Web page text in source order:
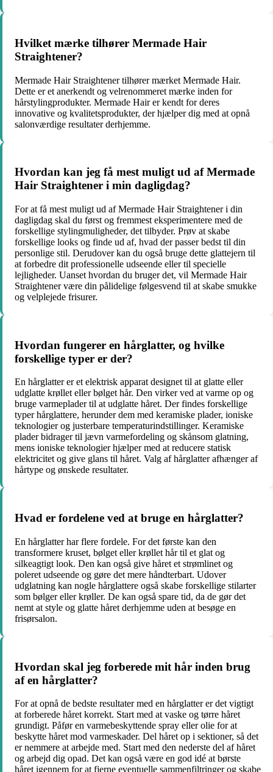
Hvilket mærke tilhører Mermade Hair
Straightener?
Mermade Hair Straightener tilhører mærket Mermade Hair.
Dette er et anerkendt og velrenommeret mærke inden for
hårstylingprodukter. Mermade Hair er kendt for deres
innovative og kvalitetsprodukter, der hjælper dig med at opnå
salonværdige resultater derhjemme.
Hvordan kan jeg få mest muligt ud af Mermade
Hair Straightener i min dagligdag?
For at få mest muligt ud af Mermade Hair Straightener i din
dagligdag skal du først og fremmest eksperimentere med de
forskellige stylingmuligheder, det tilbyder. Prøv at skabe
forskellige looks og finde ud af, hvad der passer bedst til din
personlige stil. Derudover kan du også bruge dette glattejern til
at forbedre dit professionelle udseende eller til specielle
lejligheder. Uanset hvordan du bruger det, vil Mermade Hair
Straightener være din pålidelige følgesvend til at skabe smukke
og velplejede frisurer.
Hvordan fungerer en hårglatter, og hvilke
forskellige typer er der?
En hårglatter er et elektrisk apparat designet til at glatte eller
udglatte krøllet eller bølget hår. Den virker ved at varme op og
bruge varmeplader til at udglatte håret. Der findes forskellige
typer hårglattere, herunder dem med keramiske plader, ioniske
teknologier og justerbare temperaturindstillinger. Keramiske
plader bidrager til jævn varmefordeling og skånsom glatning,
mens ioniske teknologier hjælper med at reducere statisk
elektricitet og give glans til håret. Valg af hårglatter afhænger af
hårtype og ønskede resultater.
Hvad er fordelene ved at bruge en hårglatter?
En hårglatter har flere fordele. For det første kan den
transformere kruset, bølget eller krøllet hår til et glat og
silkeagtigt look. Den kan også give håret et strømlinet og
poleret udseende og gøre det mere håndterbart. Udover
udglatning kan nogle hårglattere også skabe forskellige stilarter
som bølger eller krøller. De kan også spare tid, da de gør det
nemt at style og glatte håret derhjemme uden at besøge en
frisørsalon.
Hvordan skal jeg forberede mit hår inden brug
af en hårglatter?
For at opnå de bedste resultater med en hårglatter er det vigtigt
at forberede håret korrekt. Start med at vaske og tørre håret
grundigt. Påfør en varmebeskyttende spray eller olie for at
beskytte håret mod varmeskader. Del håret op i sektioner, så det
er nemmere at arbejde med. Start med den nederste del af håret
og arbejd dig opad. Det kan også være en god idé at børste
håret igennem for at fjerne eventuelle sammenfiltringer og skabe